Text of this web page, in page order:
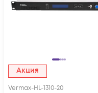
Акция
Vermax-HL-1310-20